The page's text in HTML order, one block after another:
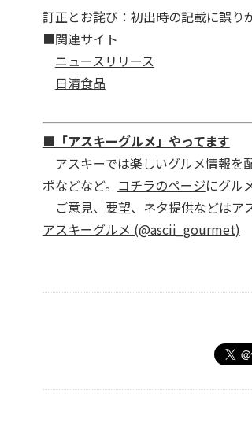
訂正とお詫び：初出時の記載に誤り
■関連サイト
ニュースリリース
日清食品
■「アスキーグルメ」やってます
アスキーでは楽しいグルメ情報を
ポなどなど。 コチラのページにグル
ご意見、要望、ネタ提供などは
アスキーグルメ (@ascii_gourmet)